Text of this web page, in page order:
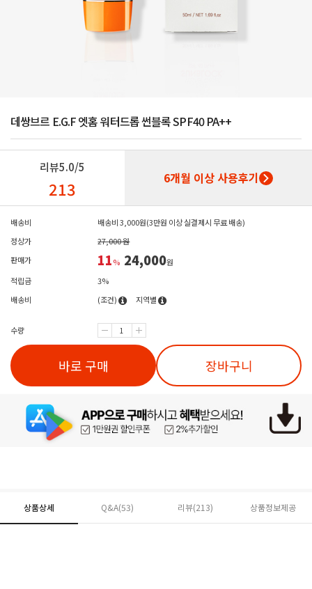
데쌍브르 E.G.F 엣홈 워터드롭 썬블록 SPF40 PA++
리뷰5.0/5
213 6개월 이상 사용후기
배송비
배송비 3,000원(3만원 이상 실결제시 무료 배송)
정상가
27,000 원
판매가
11% 24,000원
적립금
3%
배송비
(조건) 지역별
수량
바로 구매 장바구니
상품상세 Q&A(53) 리뷰(213) 상품정보제공